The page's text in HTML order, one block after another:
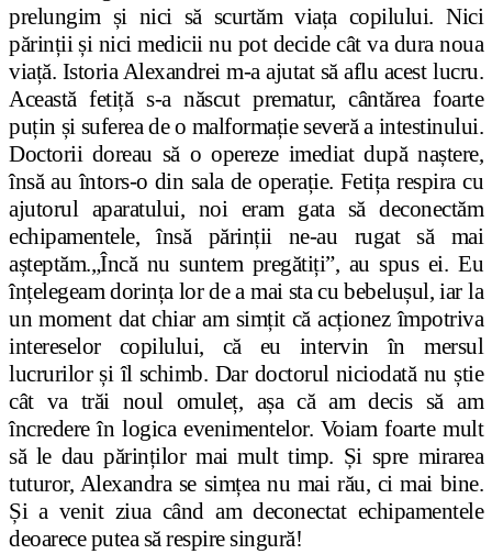
prelungim și nici să scurtăm viața copilului. Nici
părințiiși nici medicii nu pot decide cât va dura noua
viață. Istoria Alexandrei m-a ajutat să aflu acest lucru.
Această fetiță s-a născut prematur, cântărea foarte
puțin și suferea de o malformație severă a intestinului.
Doctorii doreau să o opereze imediat după naștere,
însă au întors-o din sala de operație. Fetița respira cu
ajutorul aparatului, noi eram gata să deconectăm
echipamentele, însă părinții ne-au rugat să mai
așteptăm.„Încă nu suntem pregătiți”, au spus ei. Eu
înțelegeam dorința lor de a mai sta cu bebelușul, iar la
un moment dat chiar am simțit că acționez împotriva
intereselor copilului, că eu intervin în mersul
lucrurilorși îl schimb. Dar doctorul niciodată nu știe
cât va trăi noul omuleț, așa că am decis să am
încredere în logica evenimentelor. Voiam foarte mult
să le dau părinților mai mult timp. Și spre mirarea
tuturor, Alexandra se simțea nu mai rău, ci mai bine.
Și a venit ziua când am deconectat echipamentele
deoarece putea să respire singură!